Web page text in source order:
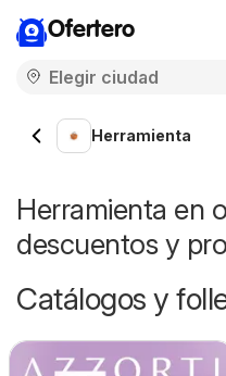
Ofertero
Herramienta
Herramienta en
descuentos y
Catálogos y